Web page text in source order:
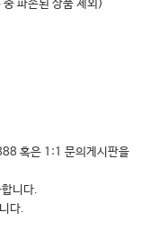
파손된 상품 제외)
혹은 1:1 문의게시판을
니다.
다.